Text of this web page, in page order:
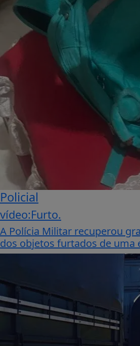
Policial
vídeo:Furto.
A Polícia Militar recuperou
dos objetos furtados de uma